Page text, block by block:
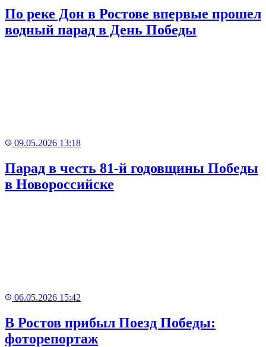
По реке Дон в Ростове впервые прошел
водный парад в День Победы
09.05.2026 13:18
Парад в честь 81-й годовщины Победы
в Новороссийске
06.05.2026 15:42
В Ростов прибыл Поезд Победы:
фоторепортаж